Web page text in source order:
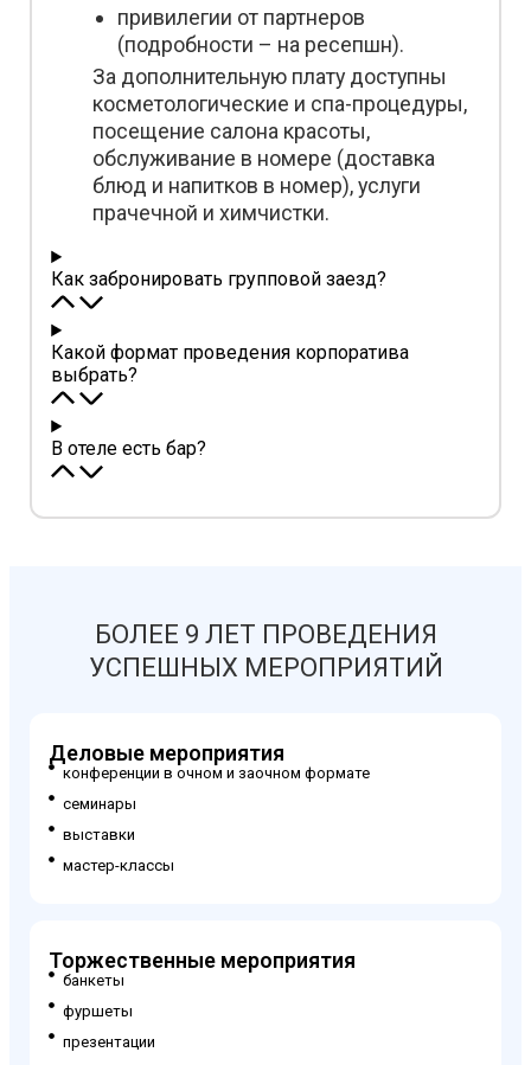
привилегии от партнеров
(подробности – на ресепшн).
За дополнительную плату доступны
косметологические и спа-процедуры,
посещение салона красоты,
обслуживание в номере (доставка
блюд и напитков в номер), услуги
прачечной и химчистки.
Как забронировать групповой заезд?
Какой формат проведения корпоратива
выбрать?
В отеле есть бар?
БОЛЕЕ 9 ЛЕТ ПРОВЕДЕНИЯ
УСПЕШНЫХ МЕРОПРИЯТИЙ
Деловые мероприятия
конференции в очном и заочном формате
семинары
выставки
мастер-классы
Торжественные мероприятия
банкеты
фуршеты
презентации